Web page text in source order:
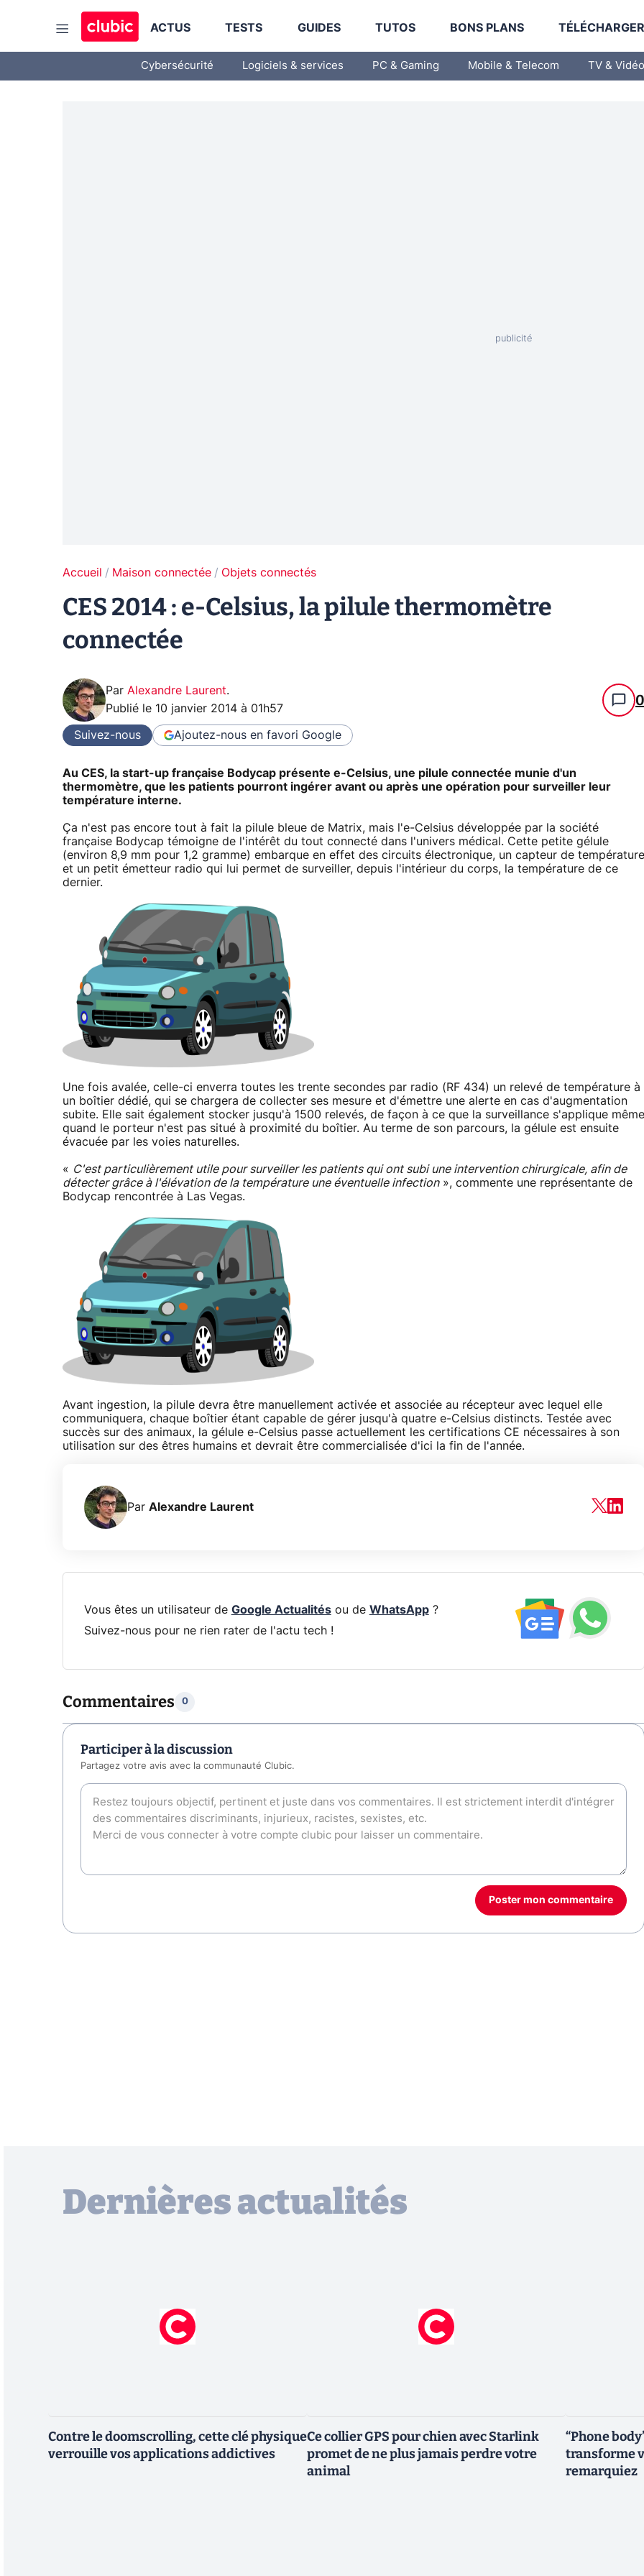
ACTUS TESTS GUIDES TUTOS BONS PLANS
Cybersécurité Logiciels & services PC & Gaming Mobile & Telecom TV & Vidéo
Accueil Maison connectée Objets connectés
CES 2014 : e-Celsius, la pilule thermomètre
connectée
Par Alexandre Laurent.
Publié le 10 janvier 2014 à 01h57 0
Suivez-nous Ajoutez-nous en favori Google
Au CES, la start-up française Bodycap présente e-Celsius, une pilule connectée munie d'un
thermomètre, que les patients pourront ingérer avant ou après une opération pour surveiller leur
température interne.
Ça n'est pas encore tout à fait la pilule bleue de Matrix, mais l'e-Celsius développée par la société
française Bodycap témoigne de l'intérêt du tout connecté dans l'univers médical. Cette petite gélule
(environ 8,9 mm pour 1,2 gramme) embarque en effet des circuits électronique, un capteur de température
et un petit émetteur radio qui lui permet de surveiller, depuis l'intérieur du corps, la température de ce
dernier.
Une fois avalée, celle-ci enverra toutes les trente secondes par radio (RF 434) un relevé de température à
un boîtier dédié, qui se chargera de collecter ses mesure et d'émettre une alerte en cas d'augmentation
subite. Elle sait également stocker jusqu'à 1500 relevés, de façon à ce que la surveillance s'applique même
quand le porteur n'est pas situé à proximité du boîtier. Au terme de son parcours, la gélule est ensuite
évacuée par les voies naturelles.
« C'est particulièrement utile pour surveiller les patients qui ont subi une intervention chirurgicale, afin de
détecter grâce à l'élévation de la température une éventuelle infection», commente une représentante de
Bodycap rencontrée à Las Vegas.
Avant ingestion, la pilule devra être manuellement activée et associée au récepteur avec lequel elle
communiquera, chaque boîtier étant capable de gérer jusqu'à quatre e-Celsius distincts. Testée avec
succès sur des animaux, la gélule e-Celsius passe actuellement les certifications CE nécessaires à son
utilisation sur des êtres humains et devrait être commercialisée d'ici la fin de l'année.
Par Alexandre Laurent
Vous êtes un utilisateur de Google Actualitésou de WhatsApp?
Suivez-nous pour ne rien rater de l'actu tech !
Commentaires 0
Participer à la discussion
Partagez votre avis avec la communauté Clubic.
Poster mon commentaire
Dernières actualités
Contre le doomscrolling, cette clé physique
verrouille vos applications addictives
Ce collier GPS pour chien avec Starlink
promet de ne plus jamais perdre votre
animal
“Phone
transforme
remarquiez